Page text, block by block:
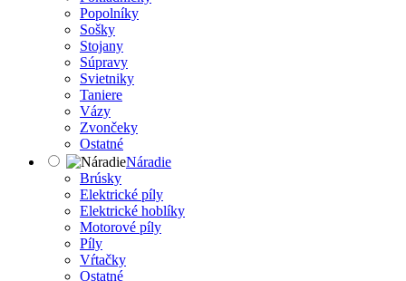
Popolníky
Sošky
Stojany
Súpravy
Svietniky
Taniere
Vázy
Zvončeky
Ostatné
Náradie
Brúsky
Elektrické píly
Elektrické hoblíky
Motorové píly
Píly
Vŕtačky
Ostatné